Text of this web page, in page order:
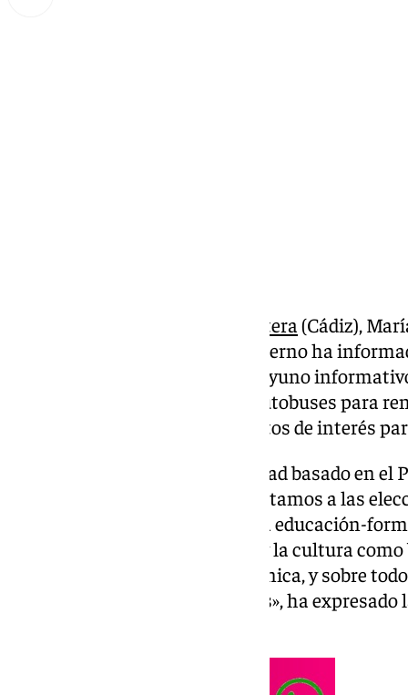
Jerez de la Frontera(Cádiz),
acompañada del equipo de Gobierno ha
nuevo curso político en un desayuno
licitación de un renting de 25 autobuses para
termine 2025, entre otros asuntos de interés
«Partimos de un modelo de ciudad basado en
Gobierno, con el que nos presentamos a las
en un 50%, un Plan basado en la educación-
tecnológica, el sector turístico y la cultura
transformación social y económica, y sobre
prestación de servicios públicos», ha expresado